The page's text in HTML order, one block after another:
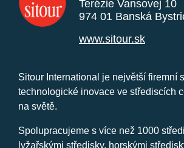
Terézie Vansovej 10
974 01 Banská
www.sitour.sk
Sitour International je největší firemní
technologické inovace ve střediscích
na světě.
Spolupracujeme s více než 1000
lyžařskými středisky, horskými